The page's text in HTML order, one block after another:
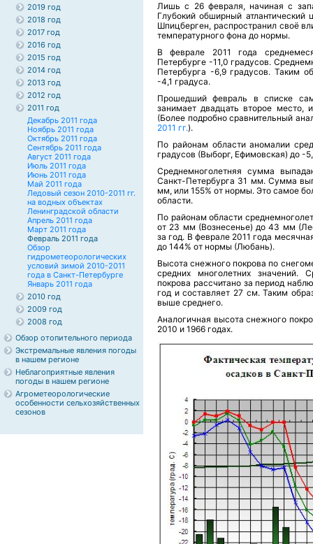
2019 год
2018 год
2017 год
2016 год
2015 год
2014 год
2013 год
2012 год
2011 год
Декабрь 2011 года
Ноябрь 2011 года
Октябрь 2011 года
Сентябрь 2011 года
Август 2011 года
Июль 2011 года
Июнь 2011 года
Май 2011 года
Ледовый сезон 2010-2011 гг.
на водных объектах
Ленинградской области
Апрель 2011 года
Март 2011 года
Февраль 2011 года
Обзор
гидрометеорологических
условий зимой 2010-2011
года в Санкт-Петербурге
Январь 2011 года
2010 год
2009 год
2008 год
Обзор отопительного периода
Экстремальные явления погоды
в нашем регионе
Неблагоприятные явления
погоды в нашем регионе
Агрометеорологические
особенности сельхозяйственных
сезонов
Лишь с 26 февраля, начиная с
Глубокий обширный
Шпицберген, распространил своё
температурного фона до нормы.
В феврале 2011 года
Петербурге -11,0 градусов.
Петербурга -6,9 градусов. Таким
-4,1 градуса.
Прошедший февраль в списке
занимает двадцать второе
(Более подробно сравнительный
2011 гг.).
По районам области аномалии
градусов (Выборг, Ефимовская) до -
Среднемноголетняя сумма
Санкт-Петербурга 31 мм. Сумма
мм, или 155% от нормы. Это самое
области.
По районам области
от 23 мм (Вознесенье) до 43 мм
за год. В феврале 2011 года
до 144% от нормы (Любань).
Высота снежного покрова по
средних многолетних значений.
покрова рассчитано за период
год и составляет 27 см. Таким
выше среднего.
Аналогичная высота снежного
2010 и 1966 годах.